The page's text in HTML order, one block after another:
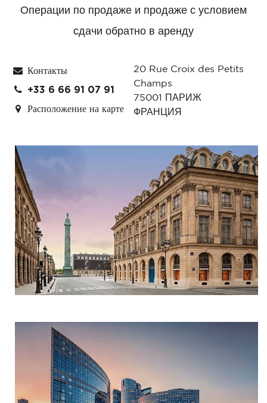
Операции по продаже и продаже с условием
сдачи обратно в аренду
Контакты
+33 6 66 91 07 91
Расположение на карте
20 Rue Croix des Petits
Champs
75001 ПАРИЖ
ФРАНЦИЯ